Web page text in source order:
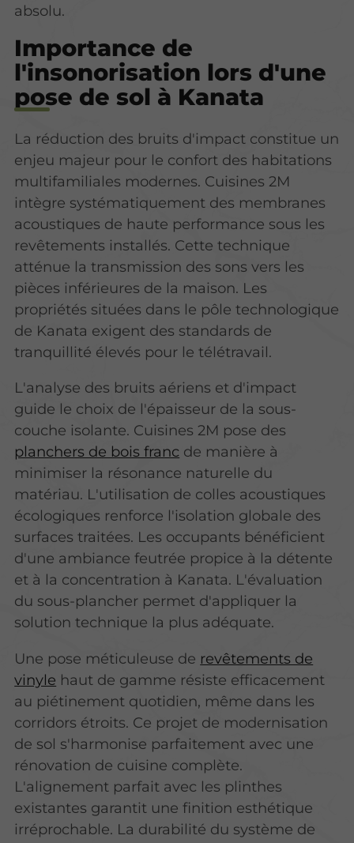
absolu.
Importance de
l'insonorisation lors d'une
pose de sol à Kanata
La réduction des bruits d'impact constitue un
enjeu majeur pour le confort des habitations
multifamiliales modernes. Cuisines 2M
intègre systématiquement des membranes
acoustiques de haute performance sous les
revêtements installés. Cette technique
atténue la transmission des sons vers les
pièces inférieures de la maison. Les
propriétés situées dans le pôle technologique
de Kanata exigent des standards de
tranquillité élevés pour le télétravail.
L'analyse des bruits aériens et d'impact
guide le choix de l'épaisseur de la sous-
couche isolante. Cuisines 2M pose des
planchers de bois franc de manière à
minimiser la résonance naturelle du
matériau. L'utilisation de colles acoustiques
écologiques renforce l'isolation globale des
surfaces traitées. Les occupants bénéficient
d'une ambiance feutrée propice à la détente
et à la concentration à Kanata. L'évaluation
du sous-plancher permet d'appliquer la
solution technique la plus adéquate.
Une pose méticuleuse de revêtements de
vinyle haut de gamme résiste efficacement
au piétinement quotidien, même dans les
corridors étroits. Ce projet de modernisation
de sol s'harmonise parfaitement avec une
rénovation de cuisine complète.
L'alignement parfait avec les plinthes
existantes garantit une finition esthétique
irréprochable. La durabilité du système de